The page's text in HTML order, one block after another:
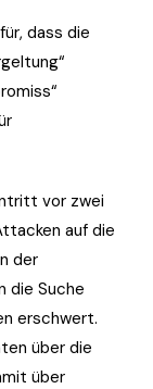
dass die
vor zwei
auf die
der
die Suche
erschwert.
über die
über